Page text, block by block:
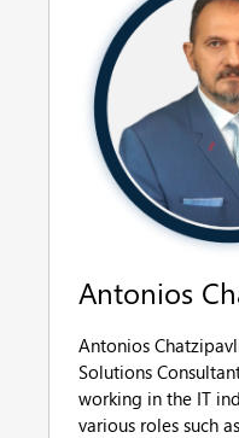
Antonios
Antonios
Solutions
working in the IT
various roles such